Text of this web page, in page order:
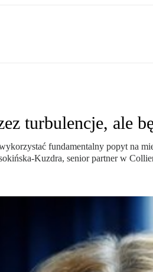
turbulencje, ale
fundamentalny popyt na
Kuzdra, senior partner w